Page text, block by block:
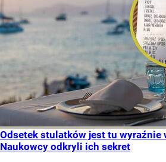
Odsetek stulatków jest tu wyraźnie
Naukowcy odkryli ich sekret